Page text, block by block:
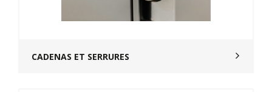
CADENAS ET SERRURES